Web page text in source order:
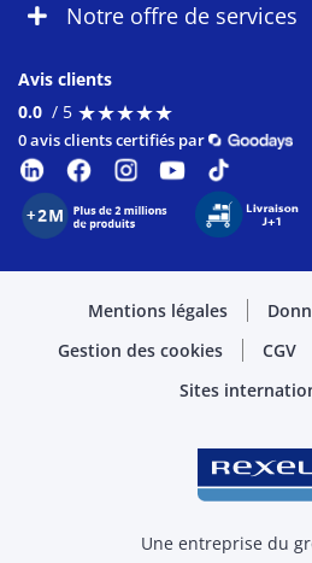
Notre offre de services
Avis clients
0.0 / 5 ★★★★★
★★★★★
0 avis clients certifiés par
Mentions légales
Gestion des cookies
CGV
Sites
Une entreprise du